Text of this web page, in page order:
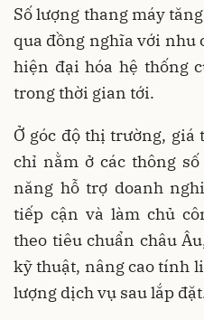
Số lượng thang máy
qua đồng nghĩa với nhu
hiện đại hóa hệ thống
trong thời gian tới.
Ở góc độ thị trường,
chỉ nằm ở các thông
năng hỗ trợ doanh
tiếp cận và làm chủ
theo tiêu chuẩn châu
kỹ thuật, nâng cao tính
lượng dịch vụ sau lắp